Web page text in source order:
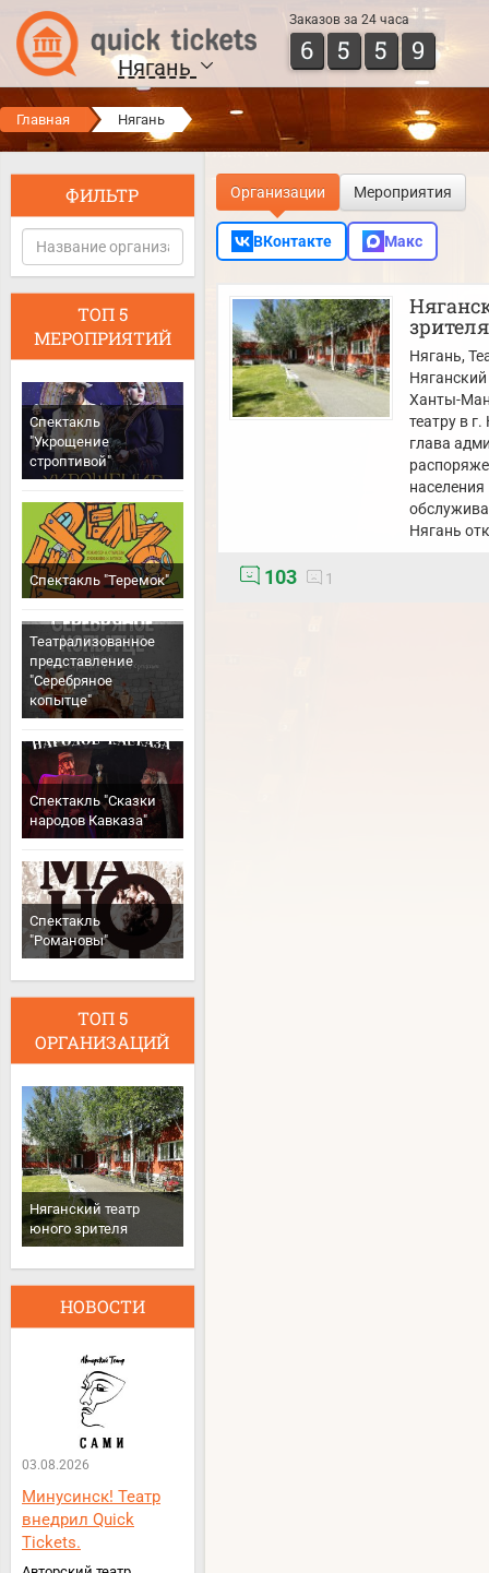
Нягань
Заказов за 24 часа
6 5 5 9
Главная Нягань
ФИЛЬТР
ТОП 5
МЕРОПРИЯТИЙ
Спектакль
"Укрощение
строптивой"
Спектакль "Теремок"
Театрализованное
представление
"Серебряное
копытце"
Спектакль "Сказки
народов Кавказа"
Спектакль
"Романовы"
ТОП 5
ОРГАНИЗАЦИЙ
Няганский театр
юного зрителя
НОВОСТИ
03.08.2026
Минусинск! Театр
внедрил Quick
Tickets.
Организации Мероприятия
ВКонтакте Макс
зрителя
Нягань,
Ханты-
театру в
глава
Нягань
103 1